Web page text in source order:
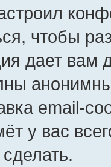
чтобы
дает вам
email-
у вас